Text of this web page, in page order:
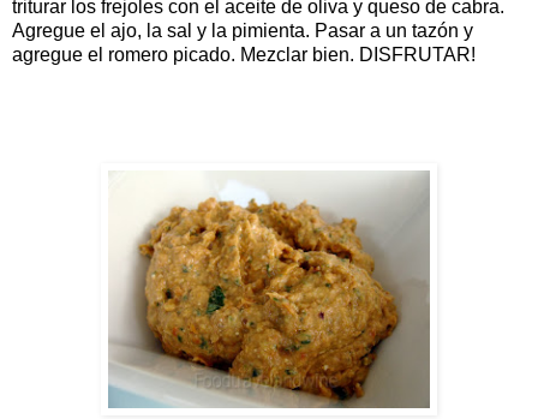
triturar los frejoles con el aceite de oliva y queso de cabra.
Agregue el ajo, la sal y la pimienta. Pasar a un tazón y
agregue el romero picado. Mezclar bien. DISFRUTAR!